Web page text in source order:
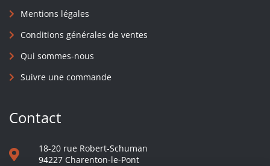
Mentions légales
Conditions générales de ventes
Qui sommes-nous
Suivre une commande
Contact
18-20 rue Robert-Schuman
94227 Charenton-le-Pont